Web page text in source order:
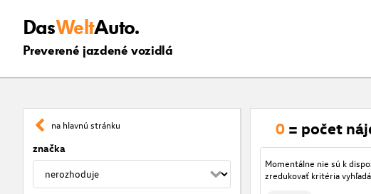
DasWeltAuto.
Preverené jazdené vozidlá
na hlavnú stránku
značka
0 = počet
Momentálne nie sú k
zredukovať kritéria